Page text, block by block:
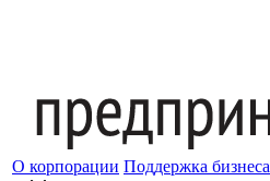
О корпорации Поддержка бизнеса